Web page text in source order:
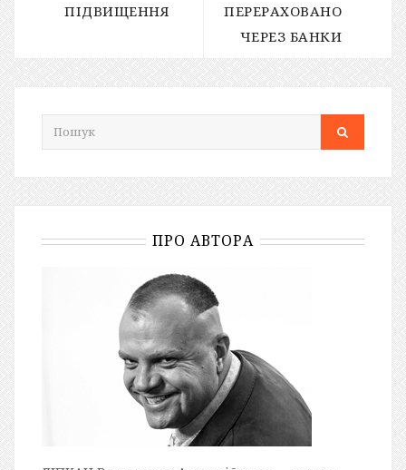
ПІДВИЩЕННЯ
ПЕРЕРАХОВАНО
ЧЕРЕЗ БАНКИ
ПРО АВТОРА